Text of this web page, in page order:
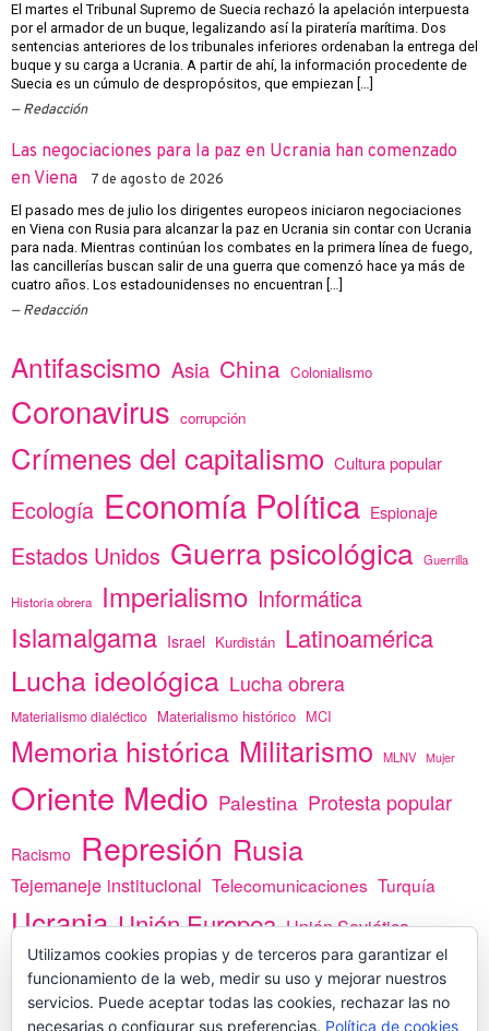
El martes el Tribunal Supremo de Suecia rechazó la apelación interpuesta
por el armador de un buque, legalizando así la piratería marítima. Dos
sentencias anteriores de los tribunales inferiores ordenaban la entrega del
buque y su carga a Ucrania. A partir de ahí, la información procedente de
Suecia es un cúmulo de despropósitos, que empiezan […]
Redacción
Las negociaciones para la paz en Ucrania han comenzado
en Viena
7 de agosto de 2026
El pasado mes de julio los dirigentes europeos iniciaron negociaciones
en Viena con Rusia para alcanzar la paz en Ucrania sin contar con Ucrania
para nada. Mientras continúan los combates en la primera línea de fuego,
las cancillerías buscan salir de una guerra que comenzó hace ya más de
cuatro años. Los estadounidenses no encuentran […]
Redacción
Antifascismo Asia China Colonialismo
Coronavirus corrupción
Crímenes del capitalismo Cultura popular
Ecología Economía Política Espionaje
Estados Unidos Guerra psicológica Guerrilla
Historia obrera Imperialismo Informática
Islamalgama Israel Kurdistán Latinoamérica
Lucha ideológica Lucha obrera
Materialismo dialéctico Materialismo histórico MCI
Memoria histórica Militarismo MLNV Mujer
Oriente Medio Palestina Protesta popular
Racismo Represión Rusia
Tejemaneje institucional Telecomunicaciones Turquía
Ucrania Unión Europea Unión Soviética
vacunas Yemen África
Utilizamos cookies propias y de terceros para garantizar el
funcionamiento de la web, medir su uso y mejorar nuestros
servicios. Puede aceptar todas las cookies, rechazar las no
necesarias o configurar sus preferencias. Política de cookies